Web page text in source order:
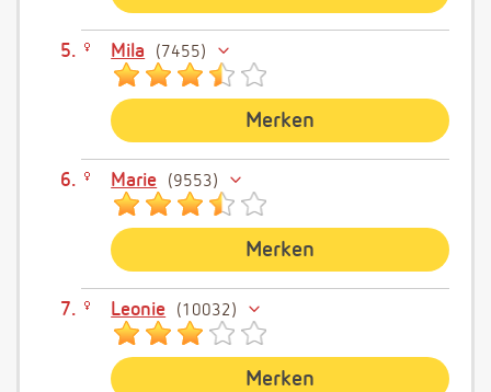
Mila 7455
Merken
Marie 9553
Merken
Leonie 10032
Merken